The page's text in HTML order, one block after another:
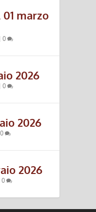
marzo
0
2026
0
2026
0
2026
0